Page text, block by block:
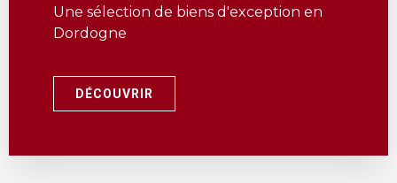
Une sélection de biens d'exception en
Dordogne
DÉCOUVRIR